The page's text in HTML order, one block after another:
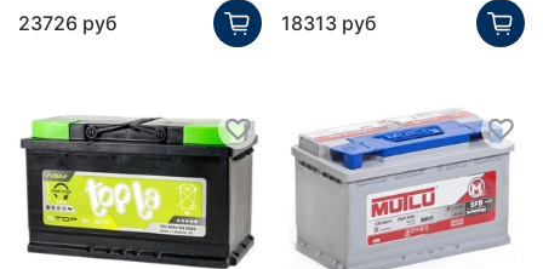
23726 руб 18313 руб